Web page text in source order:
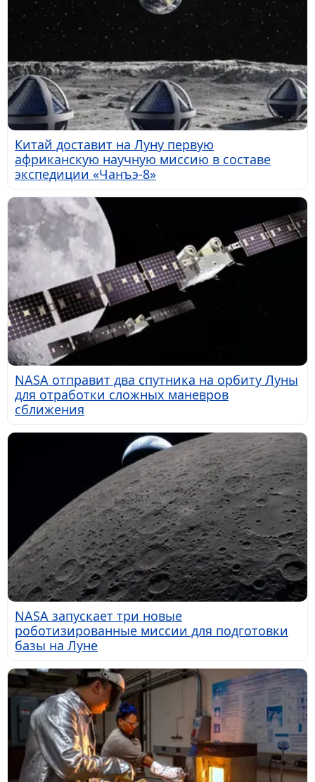
Китай доставит на Луну первую
африканскую научную миссию в составе
экспедиции «Чанъэ-8»
NASA отправит два спутника на орбиту Луны
для отработки сложных маневров
сближения
NASA запускает три новые
роботизированные миссии для подготовки
базы на Луне